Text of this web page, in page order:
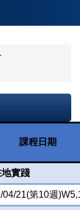
課程日期
實踐
04/21(第10週